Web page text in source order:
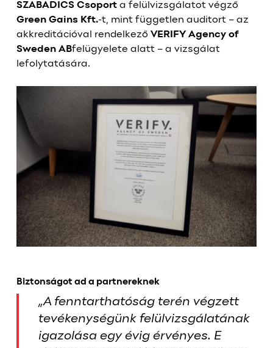
SZABADICS Csoporta felülvizsgálatot végző
Green Gains Kft.-t, mint független auditort – az
akkreditációval rendelkező VERIFY Agency of
Sweden ABfelügyelete alatt – a vizsgálat
lefolytatására.
Biztonságot ad a partnereknek
„A fenntarthatóság terén végzett
tevékenységünk felülvizsgálatának
igazolása egy évig érvényes. E